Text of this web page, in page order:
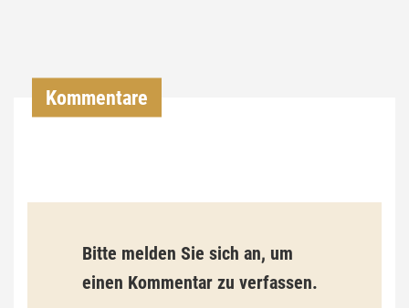
9
3
Kommentare
Bitte melden Sie sich an, um
einen Kommentar zu verfassen.